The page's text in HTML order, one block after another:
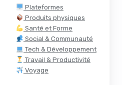
Plateformes
Produits physiques
Santé et Forme
Social & Communauté
Tech & Développement
Travail & Productivité
Voyage